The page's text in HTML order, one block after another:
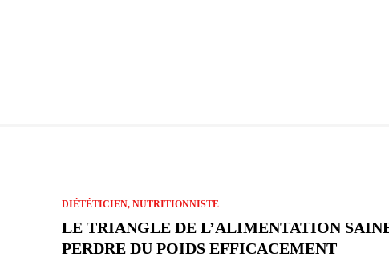
DIÉTÉTICIEN, NUTRITIONNISTE
LE TRIANGLE DE L’ALIMENTATION
PERDRE DU POIDS EFFICACEMENT